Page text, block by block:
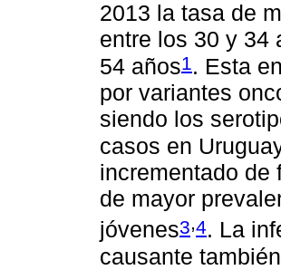
2013 la tasa de
entre los 30 y 34
54 años1. Esta
por variantes
siendo los
casos en
incrementado de
de mayor
jóvenes3,4. La
causante